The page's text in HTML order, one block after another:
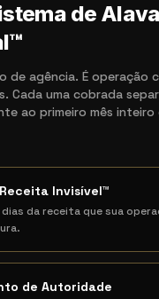
de
de agência. É operação
Cada uma cobrada
ao primeiro mês inteiro
Invisível™
da receita que sua
de Autoridade